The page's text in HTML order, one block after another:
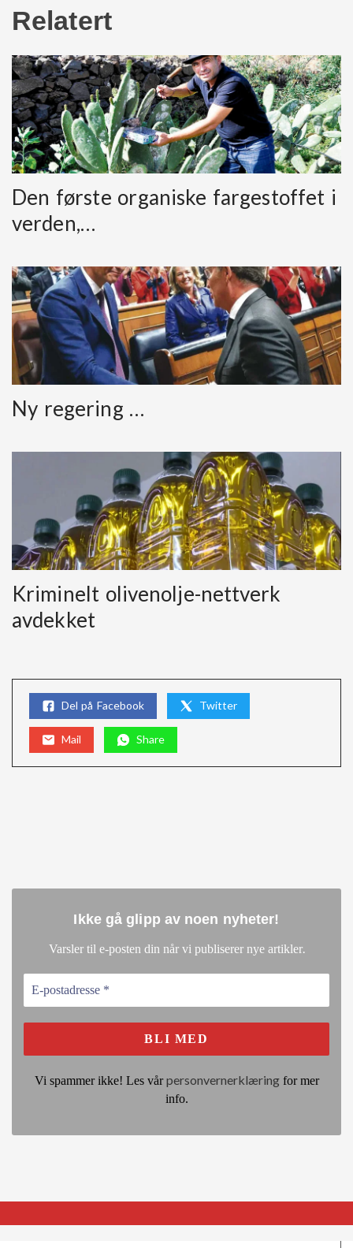
Relatert
Den første organiske fargestoffet i
verden,…
Ny regering …
Kriminelt olivenolje-nettverk
avdekket
Del på Facebook Twitter
Mail Share
Ikke gå glipp av noen nyheter!
Varsler til e-posten din når vi publiserer nye artikler.
Vi spammer ikke! Les vårpersonvernerklæringfor mer
info.